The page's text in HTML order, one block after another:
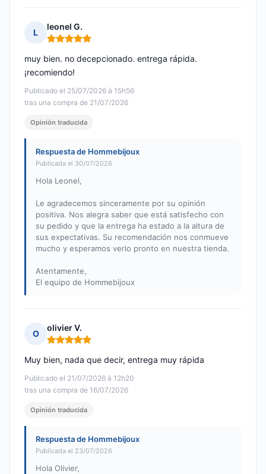
L
leonel G.
Nota: 5 de 5
Publicado el 25/07/2026 à 15h56
tras una compra de 21/07/2026
muy bien. no decepcionado. entrega rápida.
¡recomiendo!
Opinión traducida
Respuesta de Hommebijoux
Publicada el 30/07/2026
Hola Leonel,
Le agradecemos sinceramente por su opinión
positiva. Nos alegra saber que está satisfecho con
su pedido y que la entrega ha estado a la altura de
sus expectativas. Su recomendación nos conmueve
mucho y esperamos verlo pronto en nuestra tienda.
Atentamente,
El equipo de Hommebijoux
O
olivier V.
Nota: 5 de 5
Publicado el 21/07/2026 à 12h20
tras una compra de 16/07/2026
Muy bien, nada que decir, entrega muy rápida
Opinión traducida
Respuesta de Hommebijoux
Publicada el 23/07/2026
Hola Olivier,